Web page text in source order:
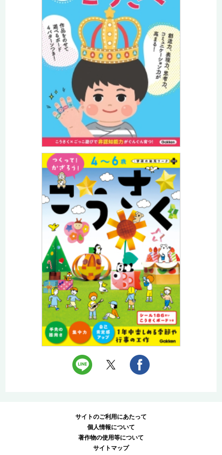
サイトのご利用にあたって
個人情報について
著作物の使用等について
サイトマップ